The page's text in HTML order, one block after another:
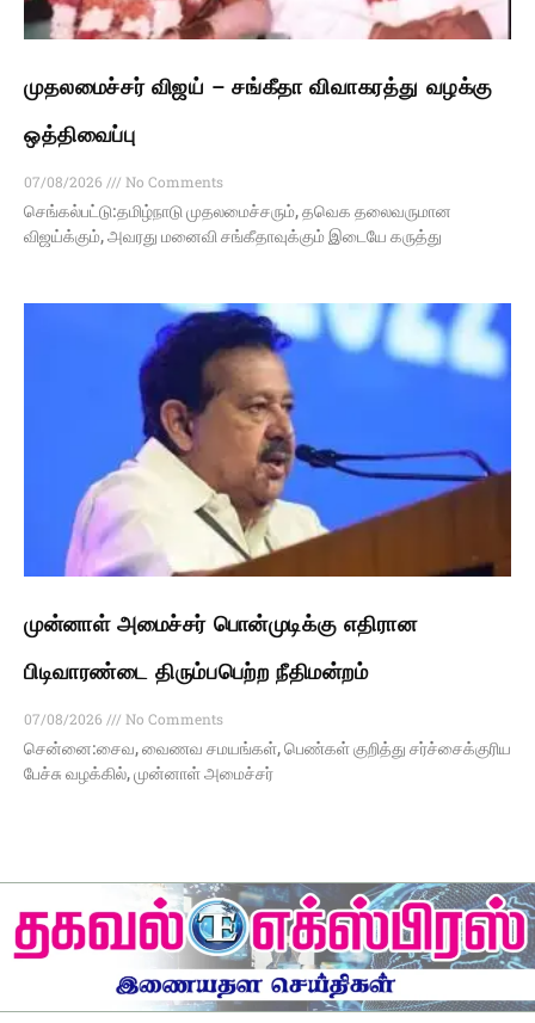
முதலமைச்சர் விஜய் – சங்கீதா விவாகரத்து வழக்கு
ஒத்திவைப்பு
07/08/2026
No Comments
செங்கல்பட்டு:தமிழ்நாடு முதலமைச்சரும், தவெக தலைவருமான
விஜய்க்கும், அவரது மனைவி சங்கீதாவுக்கும் இடையே கருத்து
முன்னாள் அமைச்சர் பொன்முடிக்கு எதிரான
பிடிவாரண்டை திரும்பபெற்ற நீதிமன்றம்
07/08/2026
No Comments
சென்னை:சைவ, வைணவ சமயங்கள், பெண்கள் குறித்து சர்ச்சைக்குரிய
பேச்சு வழக்கில், முன்னாள் அமைச்சர்